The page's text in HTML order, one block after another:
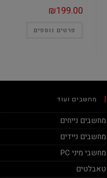
₪199.00
פרטים נוספים
מחשבים ועוד
מחשבים נייחים
מחשבים ניידים
מחשבי מיני PC
טאבלטים